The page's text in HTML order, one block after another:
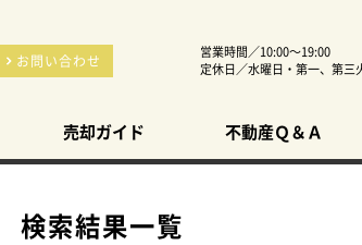
お問い合わせ
営業時間／10:00～19:00
定休日／水曜日・第一、第三
売却ガイド 不動産Ｑ＆Ａ
検索結果一覧